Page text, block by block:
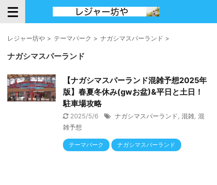
レジャー坊や > テーマパーク > ナガシマスパーランド >
ナガシマスパーランド
【ナガシマスパーランド混雑予想2025年
版】春夏冬休み(gwお盆)&平日と土日！
駐車場攻略
2025/5/6 ナガシマスパーランド 混雑 混
雑予想
テーマパーク ナガシマスパーランド